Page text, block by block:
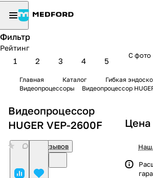
Фильтр
Рейтинг
1 2 3 4 5
С фото
Главная Каталог
Гибкая
Видеопроцессоры
Видеопроцессор
Видеопроцессор
HUGER VEP-2600F
Нет отзывов
Цена